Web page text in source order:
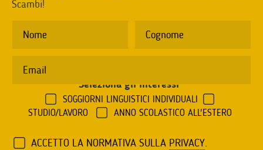
Scambi!
Seleziona gli interessi
SOGGIORNI LINGUISTICI INDIVIDUALI
STUDIO/LAVORO
ANNO SCOLASTICO ALL'ESTERO
ACCETTO LA NORMATIVA SULLA PRIVACY.